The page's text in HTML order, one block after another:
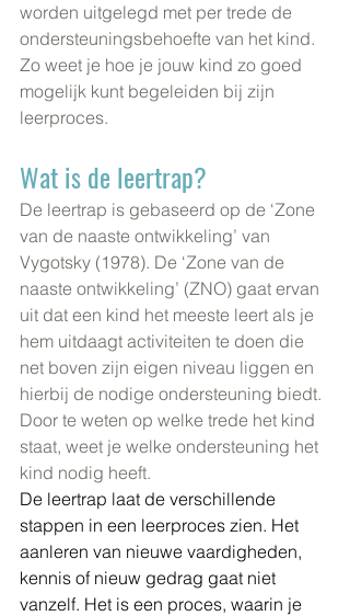
worden uitgelegd met per trede de
ondersteuningsbehoefte van het kind.
Zo weet je hoe je jouw kind zo goed
mogelijk kunt begeleiden bij zijn
leerproces.
Wat is de leertrap?
De leertrap is gebaseerd op de ‘Zone
van de naaste ontwikkeling’ van
Vygotsky (1978). De ‘Zone van de
naaste ontwikkeling’ (ZNO) gaat ervan
uit dat een kind het meeste leert als je
hem uitdaagt activiteiten te doen die
net boven zijn eigen niveau liggen en
hierbij de nodige ondersteuning biedt.
Door te weten op welke trede het kind
staat, weet je welke ondersteuning het
kind nodig heeft.
De leertrap laat de verschillende
stappen in een leerproces zien. Het
aanleren van nieuwe vaardigheden,
kennis of nieuw gedrag gaat niet
vanzelf. Het is een proces, waarin je